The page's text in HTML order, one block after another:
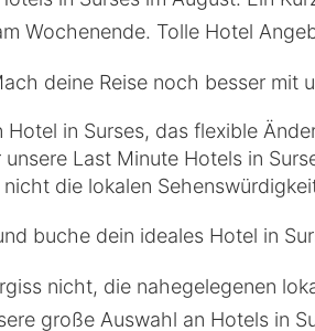
Wochenende. Tolle Hotel
deine Reise noch besser mit
Hotel in Surses, das flexible
unsere Last Minute Hotels in
nicht die lokalen
buche dein ideales Hotel in
nicht, die nahegelegenen
große Auswahl an Hotels in